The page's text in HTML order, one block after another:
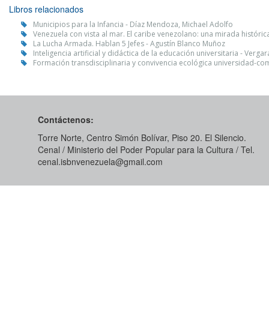
Libros relacionados
Municipios para la Infancia - Díaz Mendoza, Michael Adolfo
Venezuela con vista al mar. El caribe venezolano: una mirada
La Lucha Armada. Hablan 5 Jefes - Agustín Blanco Muñoz
Inteligencia artificial y didáctica de la educación universitaria -
Formación transdisciplinaria y convivencia ecológica universidad-
Contáctenos:
Torre Norte, Centro Simón Bolívar, Piso 20. El Silencio.
Cenal / Ministerio del Poder Popular para la Cultura / Tel.
cenal.isbnvenezuela@gmail.com